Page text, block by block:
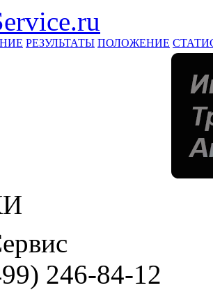
РЕЗУЛЬТАТЫ ПОЛОЖЕНИЕ
246-84-12